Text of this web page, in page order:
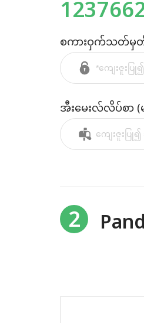
စကားဝှက်သတ်မှတ်
အီးမေးလ်လိပ်စာ (
2